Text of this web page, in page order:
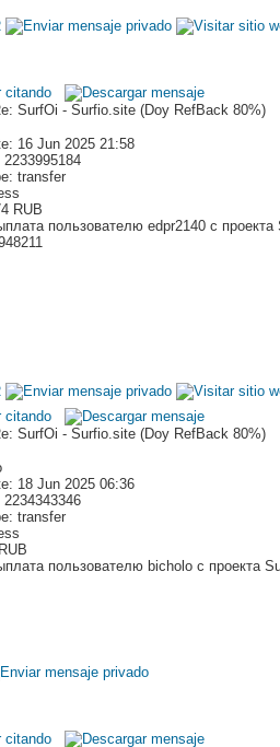
SurfOi - Surfio.site (Doy RefBack 80%)
16 Jun 2025 21:58
transfer
RUB
пользователю edpr2140 с проекта
SurfOi - Surfio.site (Doy RefBack 80%)
18 Jun 2025 06:36
transfer
пользователю bicholo с проекта